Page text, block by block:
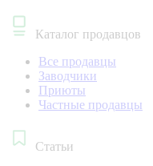
Каталог продавцов
Все продавцы
Заводчики
Приюты
Частные продавцы
Статьи